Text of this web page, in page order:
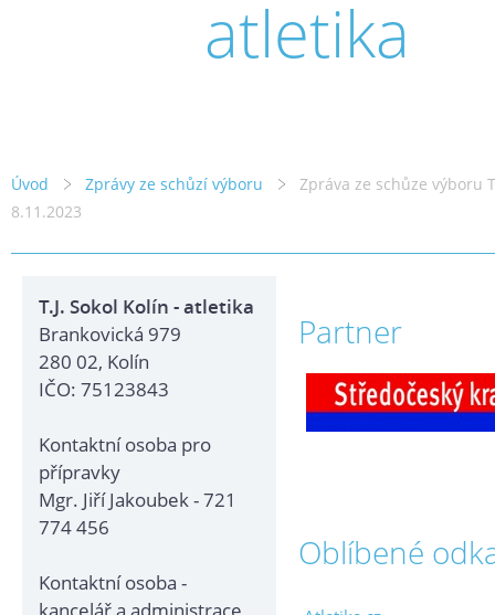
atletika
Úvod Zprávy ze schůzí výboru
Zpráva ze schůze výboru
8.11.2023
T.J. Sokol Kolín - atletika
Brankovická 979
280 02, Kolín
IČO: 75123843
Kontaktní osoba pro
přípravky
Mgr. Jiří Jakoubek - 721
774 456
Kontaktní osoba -
Partner
Oblíbené